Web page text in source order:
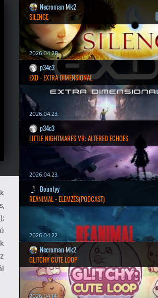
Necroman Mk2
SILENCE
2026.04.28.
p34c3
EXD - EXTRA DIMENSIONAL
2026.04.23.
p34c3
LITTLE NIGHTMARES VR: ALTERED ECHOES
2026.04.23.
Bountyy
REANIMAL - ELEMZÉS(PODCAST)
2026.04.22.
Necroman Mk2
GLITCHY CUTE LOOP
2026.04.14.